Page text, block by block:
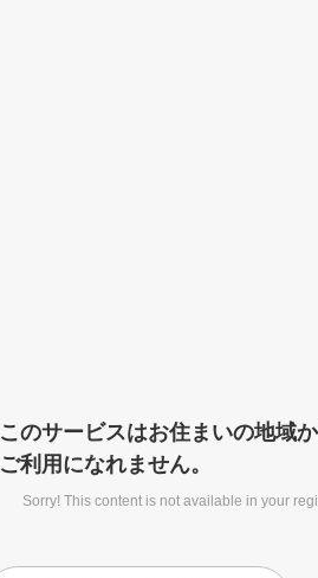
このサービスはお住まいの地域
ご利用になれません。
Sorry! This content is not available in your